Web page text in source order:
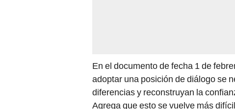
En el documento de fecha 1 de
adoptar una posición de diálogo se
diferencias y reconstruyan la
Agrega que esto se vuelve más